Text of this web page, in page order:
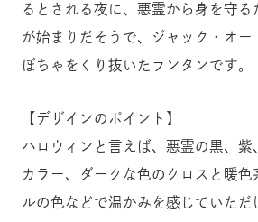
るとされる夜に、悪霊から身を守る
が始まりだそうで、ジャック・オー
ぼちゃをくり抜いたランタンです。
【デザインのポイント】
ハロウィンと言えば、悪霊の黒、紫
カラー、ダークな色のクロスと暖色
ルの色などで温かみを感じていただ